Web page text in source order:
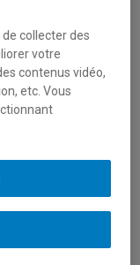
collecter des
votre
contenus vidéo,
etc. Vous